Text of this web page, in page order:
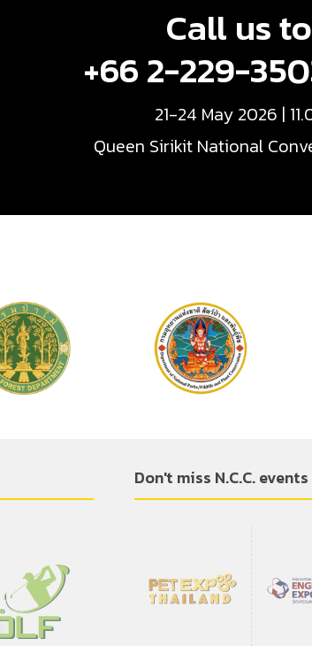
Call us
+66 2-229-
21-24 May 2026 |
Queen Sirikit National
Don't miss N.C.C. events